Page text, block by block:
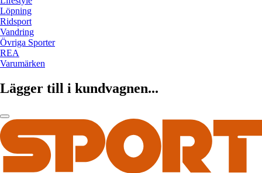
Löpning
Ridsport
Vandring
Övriga Sporter
REA
Varumärken
Lägger till i kundvagnen...